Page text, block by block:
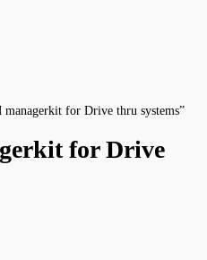
for Drive thru systems”
for Drive